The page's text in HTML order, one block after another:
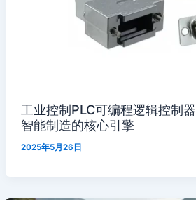
工业控制PLC可编程逻辑控制
智能制造的核心引擎
2025年5月26日